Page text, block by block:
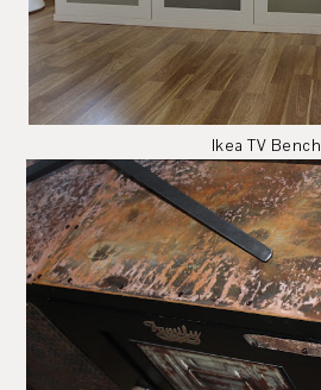
Ikea TV Bench